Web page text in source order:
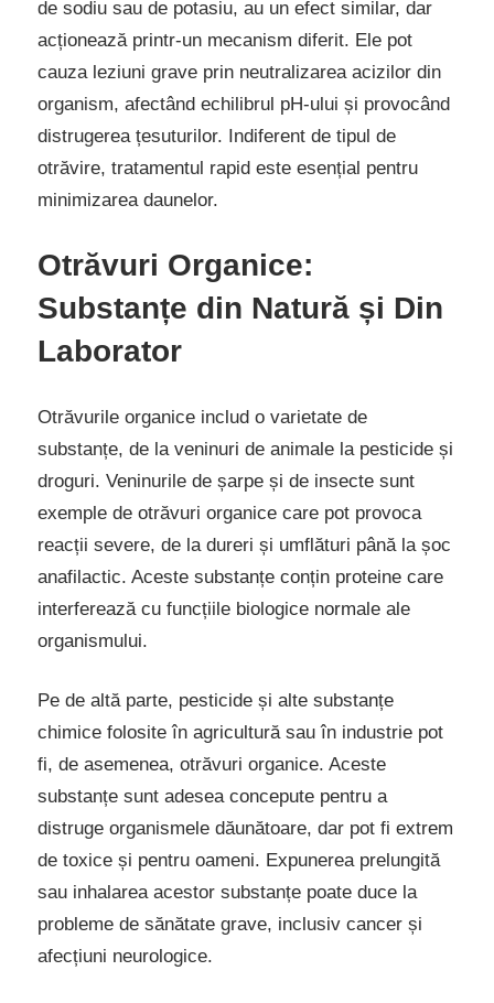
de sodiu sau de potasiu, au un efect similar, dar
acționează printr-un mecanism diferit. Ele pot
cauza leziuni grave prin neutralizarea acizilor din
organism, afectând echilibrul pH-ului și provocând
distrugerea țesuturilor. Indiferent de tipul de
otrăvire, tratamentul rapid este esențial pentru
minimizarea daunelor.
Otrăvuri Organice:
Substanțe din Natură și Din
Laborator
Otrăvurile organice includ o varietate de
substanțe, de la veninuri de animale la pesticide și
droguri. Veninurile de șarpe și de insecte sunt
exemple de otrăvuri organice care pot provoca
reacții severe, de la dureri și umflături până la șoc
anafilactic. Aceste substanțe conțin proteine care
interferează cu funcțiile biologice normale ale
organismului.
Pe de altă parte, pesticide și alte substanțe
chimice folosite în agricultură sau în industrie pot
fi, de asemenea, otrăvuri organice. Aceste
substanțe sunt adesea concepute pentru a
distruge organismele dăunătoare, dar pot fi extrem
de toxice și pentru oameni. Expunerea prelungită
sau inhalarea acestor substanțe poate duce la
probleme de sănătate grave, inclusiv cancer și
afecțiuni neurologice.